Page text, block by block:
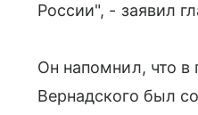
России", - заявил
Он напомнил, что
Вернадского был